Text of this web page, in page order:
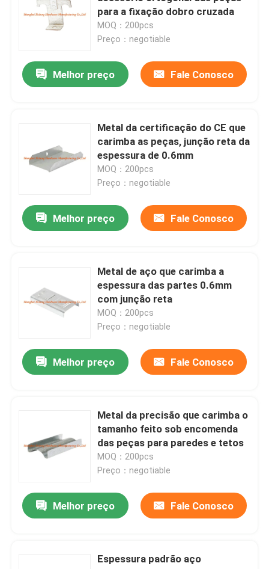
Sobre nós
Excursão da fábrica
Peça umas citações
Painel de acesso de alumínio
Acessórios do Drywall
tampa do dreno de assoalho
Portal de aço
Metal que carimba as peças
canal de aço
para a fixação dobro cruzada
MOQ：200pcs
Preço：negotiable
Melhor preço Fale Conosco
Metal da certificação do CE que
carimba as peças, junção reta da
espessura de 0.6mm
MOQ：200pcs
Preço：negotiable
Melhor preço Fale Conosco
Metal de aço que carimba a
espessura das partes 0.6mm
com junção reta
MOQ：200pcs
Preço：negotiable
Melhor preço Fale Conosco
Metal da precisão que carimba o
tamanho feito sob encomenda
das peças para paredes e tetos
MOQ：200pcs
Preço：negotiable
Melhor preço Fale Conosco
Espessura padrão aço